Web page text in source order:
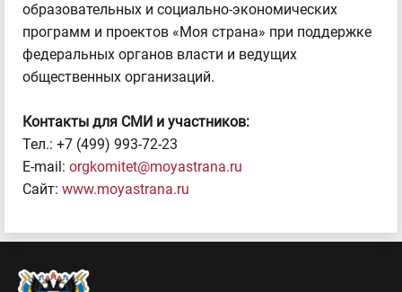
образовательных и социально-экономических
программ и проектов «Моя страна» при поддержке
федеральных органов власти и ведущих
общественных организаций.
Контакты для СМИ и участников:
Тел.: +7 (499) 993-72-23
E-mail: orgkomitet@moyastrana.ru
Сайт: www.moyastrana.ru